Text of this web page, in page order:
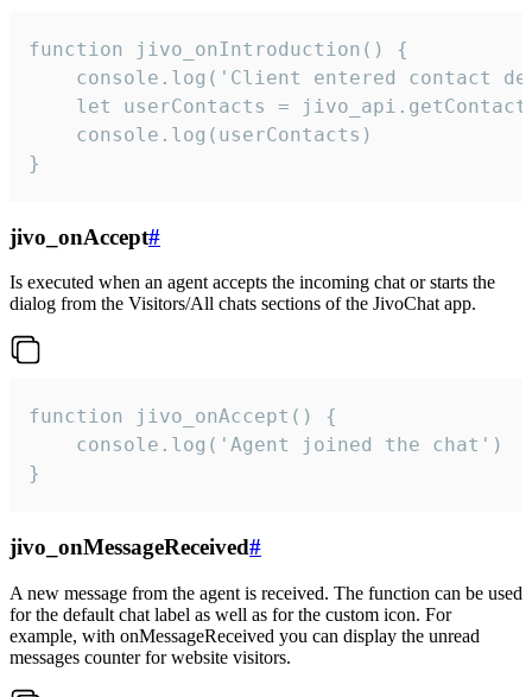
function jivo_onIntroduction() {
console.log('Client entered contact
let userContacts =
    console.log(userContacts)
}
jivo_onAccept#
Is executed when an agent accepts the incoming chat or starts the
dialog from the Visitors/All chats sections of the JivoChat app.
function jivo_onAccept() {
}
jivo_onMessageReceived#
A new message from the agent is received. The function can be used
for the default chat label as well as for the custom icon. For
example, with onMessageReceived you can display the unread
messages counter for website visitors.